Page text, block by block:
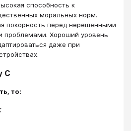
способность к
моральных норм.
покорность перед нерешенными
проблемами. Хороший уровень
даже при
С
то:
;